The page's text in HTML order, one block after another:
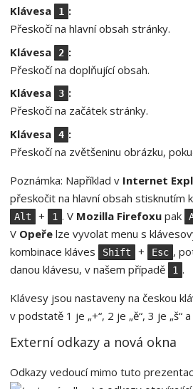
Klávesa 1 :
Přeskočí na hlavní obsah stránky.
Klávesa
2 :
Přeskočí na doplňující obsah.
Klávesa
3 :
Přeskočí na začátek stránky.
Klávesa
4 :
Přeskočí na zvětšeninu obrázku,
Poznámka: Například v Internet
přeskočit na hlavní obsah stisknutím
Alt + 1 . V Mozilla Firefoxu pak
V Opeře lze vyvolat menu s
kombinace kláves
Shift + Esc ,
danou klávesu, v našem případě
1 .
Klávesy jsou nastaveny na českou
v podstatě 1 je „+“, 2 je „ě“, 3 je „š“ a
Externí odkazy a nová okna
Odkazy vedoucí mimo tuto